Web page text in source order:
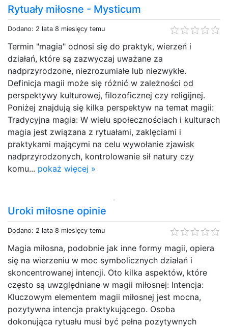
Rytuały miłosne - Mysticum
Dodano: 2 lata 8 miesięcy temu
Termin "magia" odnosi się do praktyk, wierzeń i
działań, które są zazwyczaj uważane za
nadprzyrodzone, niezrozumiałe lub niezwykłe.
Definicja magii może się różnić w zależności od
perspektywy kulturowej, filozoficznej czy religijnej.
Poniżej znajdują się kilka perspektyw na temat magii:
Tradycyjna magia: W wielu społecznościach i kulturach
magia jest związana z rytuałami, zaklęciami i
praktykami mającymi na celu wywołanie zjawisk
nadprzyrodzonych, kontrolowanie sił natury czy
komu... pokaż więcej »
Uroki miłosne opinie
Dodano: 2 lata 8 miesięcy temu
Magia miłosna, podobnie jak inne formy magii, opiera
się na wierzeniu w moc symbolicznych działań i
skoncentrowanej intencji. Oto kilka aspektów, które
często są uwzględniane w magii miłosnej: Intencja:
Kluczowym elementem magii miłosnej jest mocna,
pozytywna intencja praktykującego. Osoba
dokonująca rytuału musi być pełna pozytywnych